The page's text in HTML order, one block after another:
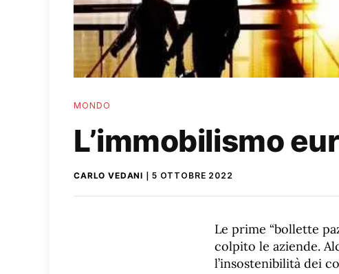
MONDO
L’immobilismo
CARLO VEDANI 5 OTTOBRE 2022
Le prime “bollette
colpito le aziende.
l’insostenibilità dei